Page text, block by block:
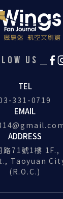
TEL
331-0719
EMAIL
ADDRESS
路71號1樓
Taoyuan
(R.O.C.)
US